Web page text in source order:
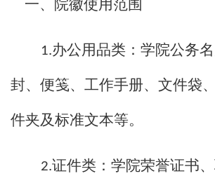
一、 院徽使用范围
1.办公用品类： 学院公务
封、便笺、工作手册、文件袋
件夹及标准文本等。
2.证件类： 学院荣誉证书、